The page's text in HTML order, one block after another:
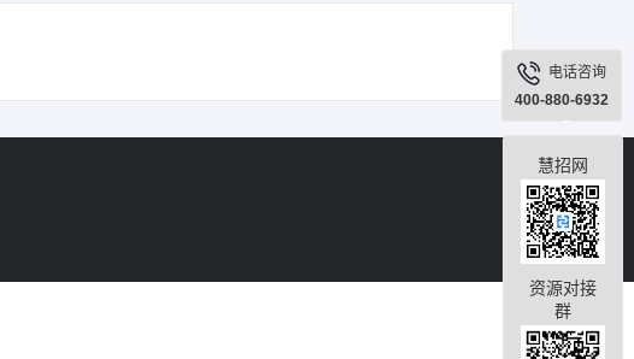
电话咨询
400-880-6932
慧招网
资源对接
群